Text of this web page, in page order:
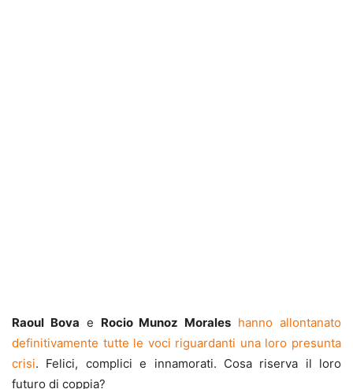
Raoul Bova e Rocio Munoz Morales hanno allontanato
definitivamente tutte le voci riguardanti una loro presunta
crisi. Felici, complici e innamorati. Cosa riserva il loro
futuro di coppia?